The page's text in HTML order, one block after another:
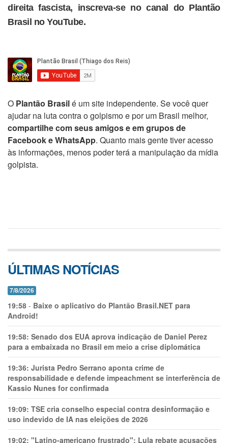
direita fascista, inscreva-se no canal do Plantão
Brasil no YouTube.
O Plantão Brasilé um site independente. Se você quer
ajudar na luta contra o golpismo e por um Brasil melhor,
compartilhe com seus amigos e em grupos de
Facebook e WhatsApp. Quanto mais gente tiver acesso
às informações, menos poder terá a manipulação da mídia
golpista.
ÚLTIMAS NOTÍCIAS
7/8/2026
19:58 - Baixe o aplicativo do Plantão Brasil.NET para
Android!
19:58: Senado dos EUA aprova indicação de Daniel Perez
para a embaixada no Brasil em meio a crise diplomática
19:36: Jurista Pedro Serrano aponta crime de
responsabilidade e defende impeachment se interferência de
Kassio Nunes for confirmada
19:09: TSE cria conselho especial contra desinformação e
uso indevido de IA nas eleições de 2026
19:02: "Latino-americano frustrado": Lula rebate acusações